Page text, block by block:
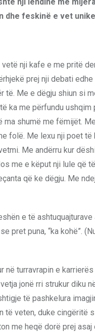
dhe feskinë e vet
nji kafe e me pritë
prej nji debati
të. Me e dëgju shiun si
ka me përfundu
shumë me fëmijët.
Me lexu nji poet të
Me andërru kur
me e këput nji lule që
që ke dëgju. Me
e të
puna, “ka kohë”.
turravrapin e
jonë rri strukur diku
të pashkelura
veten, duke cingëritë
me heqë dorë prej